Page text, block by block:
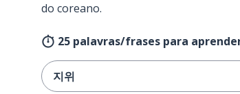
do coreano.
25 palavras/frases para
지위